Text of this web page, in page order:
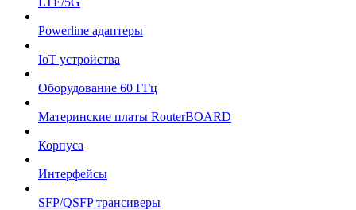
Powerline адаптеры
IoT устройства
Оборудование 60 ГГц
Материнские платы RouterBOARD
Корпуса
Интерфейсы
SFP/QSFP трансиверы